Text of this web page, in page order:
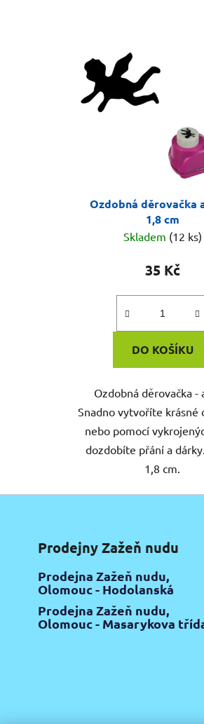
Ozdobná děrovačka
1,8 cm
Skladem (12 ks)
35 Kč
DO KOŠÍKU
Ozdobná děrovačka -
Snadno vytvoříte krásné
nebo pomocí
dozdobíte přání a
1,8 cm.
Prodejny Zažeň nudu
Prodejna Zažeň nudu,
Olomouc - Hodolanská
Prodejna Zažeň nudu,
Olomouc - Masarykova